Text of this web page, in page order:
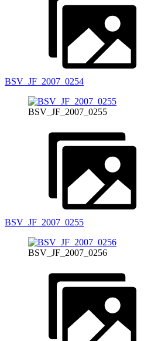
BSV_JF_2007_0254
BSV_JF_2007_0255
BSV_JF_2007_0255
BSV_JF_2007_0256